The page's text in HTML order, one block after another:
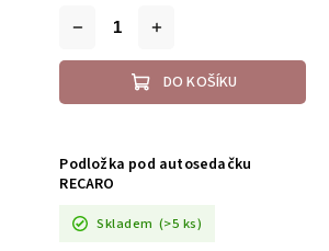
DO KOŠÍKU
Podložka pod autosedačku
RECARO
Skladem (>5 ks)